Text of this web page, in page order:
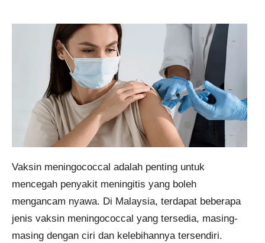
Vaksin meningococcal adalah penting untuk
mencegah penyakit meningitis yang boleh
mengancam nyawa. Di Malaysia, terdapat beberapa
jenis vaksin meningococcal yang tersedia, masing-
masing dengan ciri dan kelebihannya tersendiri.